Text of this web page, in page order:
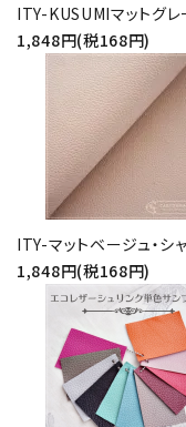
ITY-KUSUMIマットグレ
1,848円(税168円)
ITY-マットベージュ・シ
1,848円(税168円)